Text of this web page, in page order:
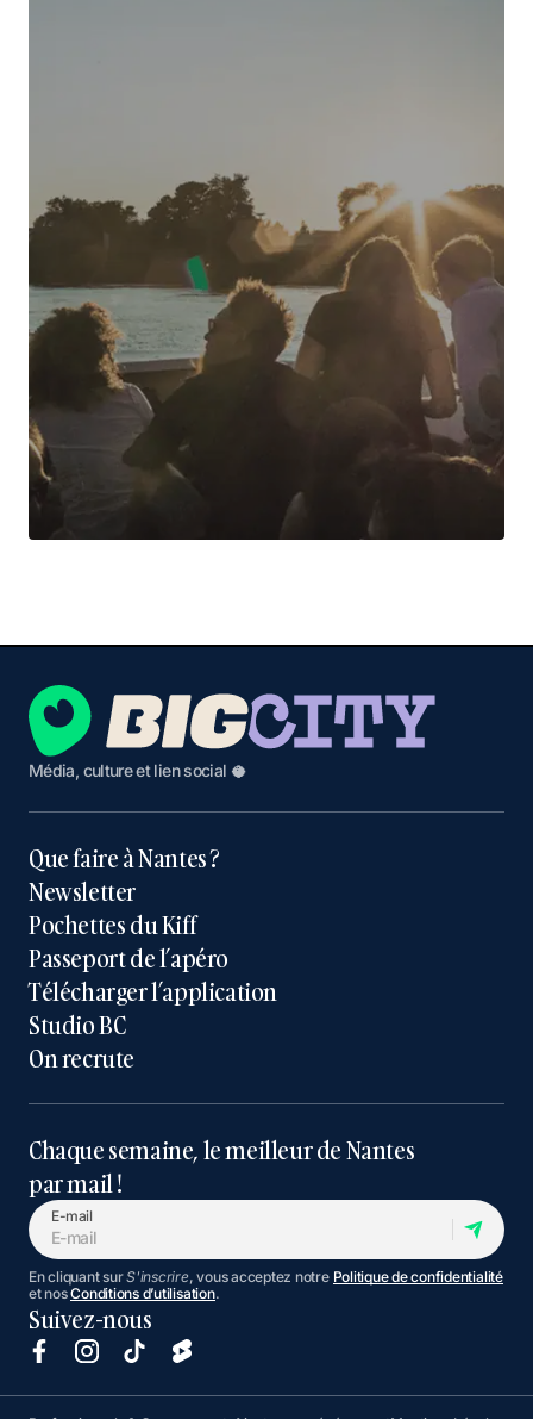
Média, culture et lien social 🥥
Que faire à Nantes ?
Newsletter
Pochettes du Kiff
Passeport de l’apéro
Télécharger l’application
Studio BC
On recrute
Chaque semaine, le meilleur de Nantes
par mail !
E-mail
En cliquant surS'inscrire, vous acceptez notre Politique de confidentialité
et nosConditions d’utilisation.
Suivez-nous